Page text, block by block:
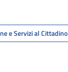
e Servizi al Cittadino